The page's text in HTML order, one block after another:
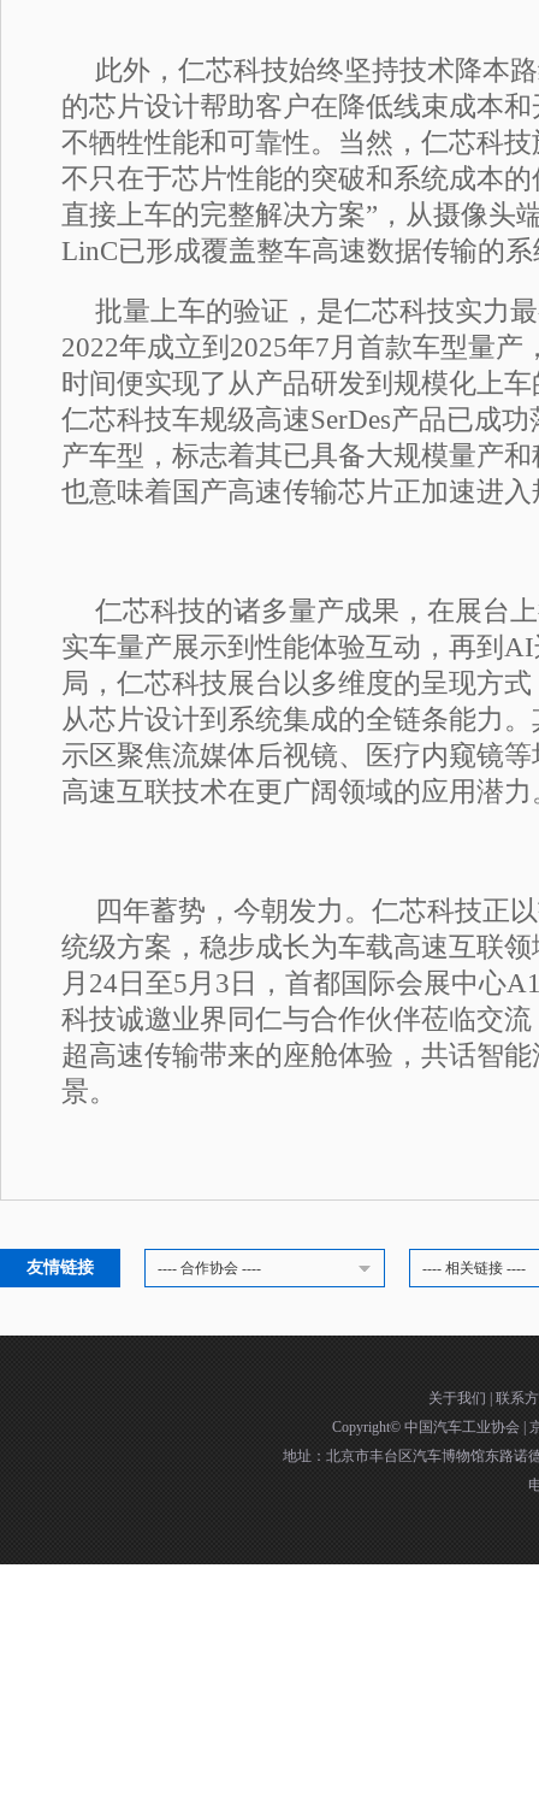
此外，仁芯科技始终坚持技术降本
的芯片设计帮助客户在降低线束成本
不牺牲性能和可靠性。当然，仁芯科
不只在于芯片性能的突破和系统成本
直接上车的完整解决方案”，从摄像头
LinC已形成覆盖整车高速数据传输的
批量上车的验证，是仁芯科技实力
2022年成立到2025年7月首款车型量产
时间便实现了从产品研发到规模化上
仁芯科技车规级高速SerDes产品已成
产车型，标志着其已具备大规模量产
也意味着国产高速传输芯片正加速进
仁芯科技的诸多量产成果，在展台
实车量产展示到性能体验互动，再到
局，仁芯科技展台以多维度的呈现方
从芯片设计到系统集成的全链条能力
示区聚焦流媒体后视镜、医疗内窥镜
高速互联技术在更广阔领域的应用潜力
四年蓄势，今朝发力。仁芯科技正
统级方案，稳步成长为车载高速互联
月24日至5月3日，首都国际会展中心
科技诚邀业界同仁与合作伙伴莅临交流
超高速传输带来的座舱体验，共话智
景。
友情链接 ---- 合作协会 ---- ---- 相关链接 ----
关于我们
联系
Copyright© 中国汽车工业协会
地址：北京市丰台区汽车博物馆东路诺